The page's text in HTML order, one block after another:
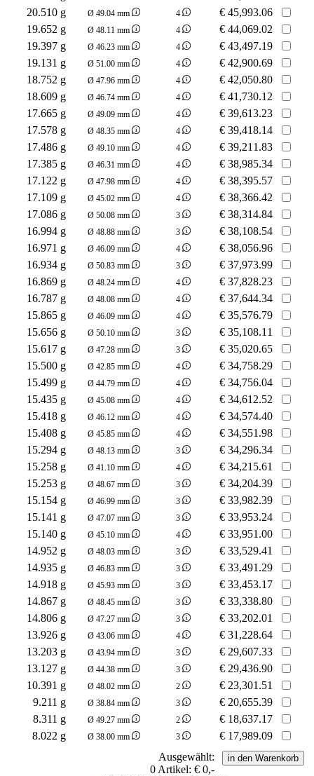
20.510 g
Ø 49.04 mm 4 € 45,993.06
19.652 g
Ø 48.11 mm 4 € 44,069.02
19.397 g
Ø 46.23 mm 4 € 43,497.19
19.131 g
Ø 51.00 mm 4 € 42,900.69
18.752 g
Ø 47.96 mm 4 € 42,050.80
18.609 g
Ø 46.74 mm 4 € 41,730.12
17.665 g
Ø 49.09 mm 4 € 39,613.23
17.578 g
Ø 48.35 mm 4 € 39,418.14
17.486 g
Ø 49.10 mm 4 € 39,211.83
17.385 g
Ø 46.31 mm 4 € 38,985.34
17.122 g
Ø 47.98 mm 4 € 38,395.57
17.109 g
Ø 45.02 mm 4 € 38,366.42
17.086 g
Ø 50.08 mm 3 € 38,314.84
16.994 g
Ø 48.88 mm 3 € 38,108.54
16.971 g
Ø 46.09 mm 4 € 38,056.96
16.934 g
Ø 50.83 mm 3 € 37,973.99
16.869 g
Ø 48.24 mm 4 € 37,828.23
16.787 g
Ø 48.08 mm 4 € 37,644.34
15.865 g
Ø 46.09 mm 4 € 35,576.79
15.656 g
Ø 50.10 mm 3 € 35,108.11
15.617 g
Ø 47.28 mm 3 € 35,020.65
15.500 g
Ø 42.85 mm 4 € 34,758.29
15.499 g
Ø 44.79 mm 4 € 34,756.04
15.435 g
Ø 45.08 mm 4 € 34,612.52
15.418 g
Ø 46.12 mm 4 € 34,574.40
15.408 g
Ø 45.85 mm 4 € 34,551.98
15.294 g
Ø 48.13 mm 3 € 34,296.34
15.258 g
Ø 41.10 mm 4 € 34,215.61
15.253 g
Ø 48.67 mm 3 € 34,204.39
15.154 g
Ø 46.99 mm 3 € 33,982.39
15.141 g
Ø 47.07 mm 3 € 33,953.24
15.140 g
Ø 45.10 mm 4 € 33,951.00
14.952 g
Ø 48.03 mm 3 € 33,529.41
14.935 g
Ø 46.83 mm 3 € 33,491.29
14.918 g
Ø 45.93 mm 3 € 33,453.17
14.867 g
Ø 48.45 mm 3 € 33,338.80
14.806 g
Ø 47.27 mm 3 € 33,202.01
13.926 g
Ø 43.06 mm 4 € 31,228.64
13.203 g
Ø 43.94 mm 3 € 29,607.33
13.127 g
Ø 44.38 mm 3 € 29,436.90
10.391 g
Ø 48.02 mm 2 € 23,301.51
9.211 g
Ø 38.84 mm 3 € 20,655.39
8.311 g
Ø 49.27 mm 2 € 18,637.17
8.022 g
Ø 38.00 mm 3 € 17,989.09
Ausgewählt:
0 Artikel: € 0,-